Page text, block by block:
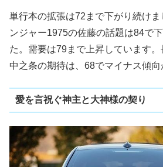
単行本の拡張は72まで下がり続け
ンジャー1975の佐藤の話題は84で
た。需要は79まで上昇しています
中之条の期待は、68でマイナス傾
愛を言祝ぐ神主と大神様の契り